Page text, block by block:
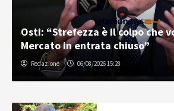
Osti: “Strefezza è il colpo che
Mercato in entrata chiuso”
Redazione 06/08/2026 15:28